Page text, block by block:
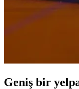
Geniş bir